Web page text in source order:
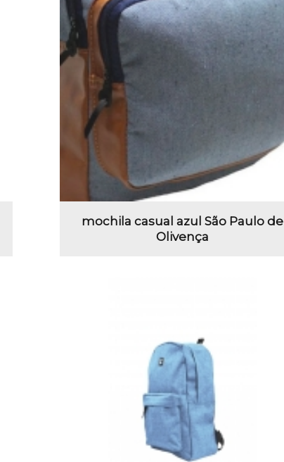
mochila casual azul São Paulo de
Olivença